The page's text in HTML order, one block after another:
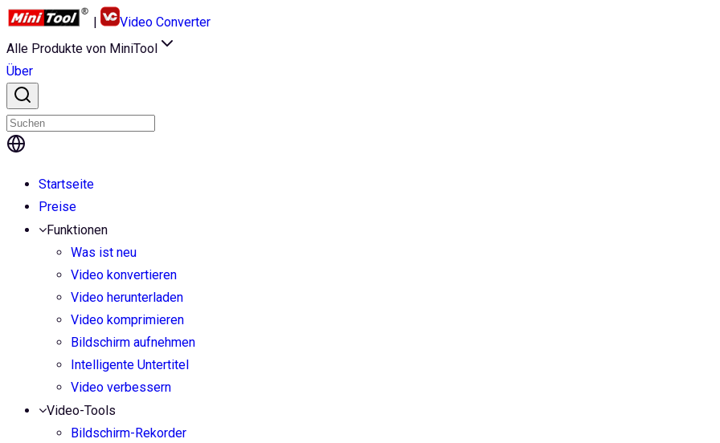
|
Video Converter
Alle Produkte von MiniTool
Über
Startseite
Preise
Funktionen
Was ist neu
Video konvertieren
Video herunterladen
Video komprimieren
Bildschirm aufnehmen
Intelligente Untertitel
Video verbessern
Video-Tools
Bildschirm-Rekorder